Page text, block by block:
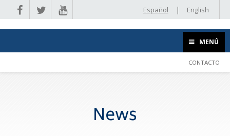
Español | English
MENÚ
CONTACTO
News